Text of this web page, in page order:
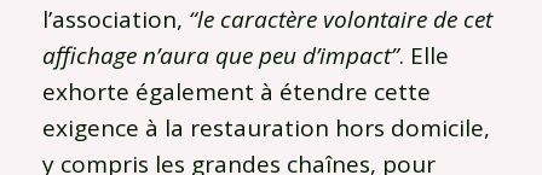
l’association, “le caractère volontaire de cet
affichage n’aura que peu d’impact”. Elle
exhorte également à étendre cette
exigence à la restauration hors domicile,
y compris les grandes chaînes, pour